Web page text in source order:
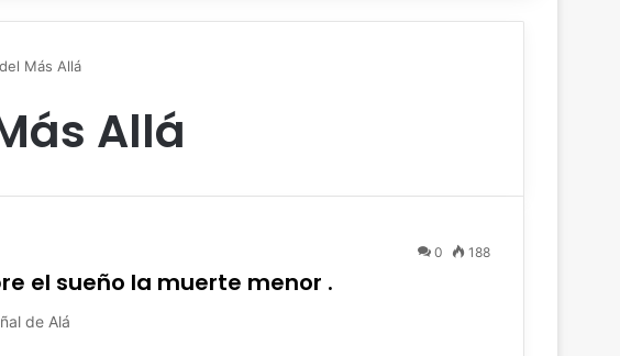
Más Allá
Allá
0 188
el sueño la muerte menor .
de Alá